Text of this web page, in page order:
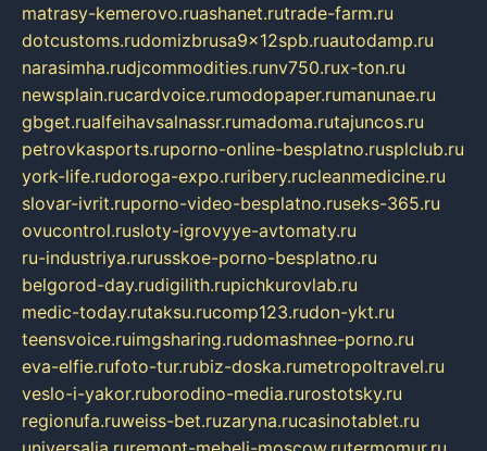
matrasy-kemerovo.ruashanet.rutrade-farm.ru
dotcustoms.rudomizbrusa9x12spb.ruautodamp.ru
narasimha.rudjcommodities.runv750.rux-ton.ru
newsplain.rucardvoice.rumodopaper.rumanunae.ru
gbget.rualfeihavsalnassr.rumadoma.rutajuncos.ru
petrovkasports.ruporno-online-besplatno.rusplclub.ru
york-life.rudoroga-expo.ruribery.rucleanmedicine.ru
slovar-ivrit.ruporno-video-besplatno.ruseks-365.ru
ovucontrol.rusloty-igrovyye-avtomaty.ru
ru-industriya.rurusskoe-porno-besplatno.ru
belgorod-day.rudigilith.rupichkurovlab.ru
medic-today.rutaksu.rucomp123.rudon-ykt.ru
teensvoice.ruimgsharing.rudomashnee-porno.ru
eva-elfie.rufoto-tur.rubiz-doska.rumetropoltravel.ru
veslo-i-yakor.ruborodino-media.rurostotsky.ru
regionufa.ruweiss-bet.ruzaryna.rucasinotablet.ru